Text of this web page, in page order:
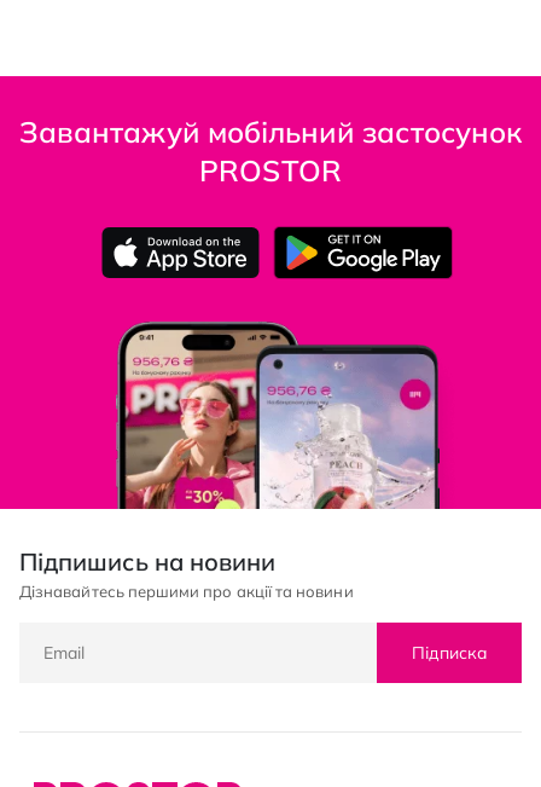
Завантажуй мобільний застосунок
PROSTOR
Підпишись на новини
Дізнавайтесь першими про акції та новини
Підписка